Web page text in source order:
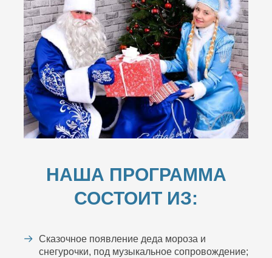
НАША ПРОГРАММА
СОСТОИТ ИЗ:
Сказочное появление деда мороза и
снегурочки, под музыкальное сопровождение;